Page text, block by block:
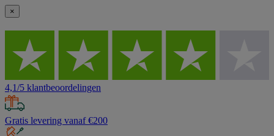
×
4,1/5 klantbeoordelingen
Gratis levering vanaf €200